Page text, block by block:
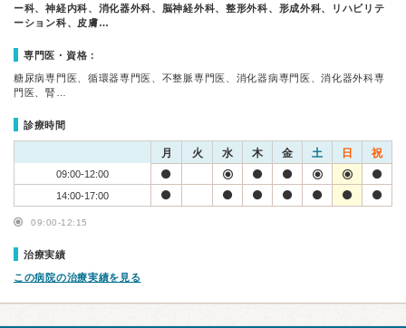
ー科、神経内科、消化器外科、脳神経外科、整形外科、形成外科、リハビリテ
ーション科、皮膚…
専門医・資格：
糖尿病専門医、循環器専門医、不整脈専門医、消化器病専門医、消化器外科専
門医、腎…
診療時間
月 火 水 木 金 土 日 祝
09:00-12:00
14:00-17:00
09:00-12:15
治療実績
この病院の治療実績を見る